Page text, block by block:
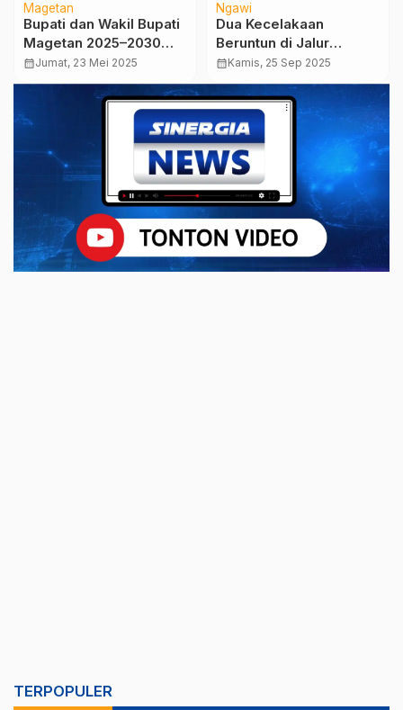
Magetan
Bupati dan Wakil Bupati
Magetan 2025–2030
Resmi Dilantik, Ini
Pesan Gubernur Jatim
calendar_monthJumat, 23 Mei 2025
Ngawi
Dua Kecelakaan
Beruntun di Jalur
Ngawi–Maospati, Dua
Tewas dan Tiga Luka
calendar_monthKamis, 25 Sep 2025
TERPOPULER